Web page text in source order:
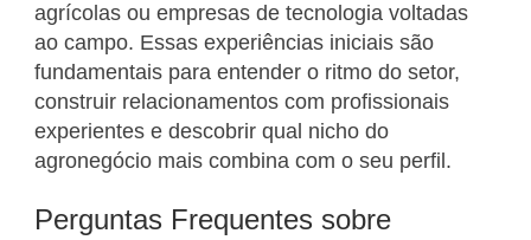
agrícolas ou empresas de tecnologia voltadas
ao campo. Essas experiências iniciais são
fundamentais para entender o ritmo do setor,
construir relacionamentos com profissionais
experientes e descobrir qual nicho do
agronegócio mais combina com o seu perfil.
Perguntas Frequentes sobre